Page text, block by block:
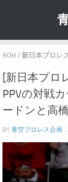
ROH/ 新日本プロレ
[新日本プロ
PPVの対戦
ードンと高
BY 青空プロレス企画